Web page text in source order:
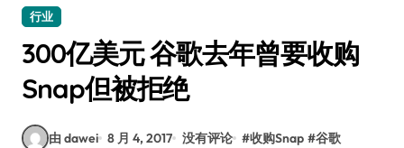
行业
300亿美元 谷歌去年曾要收购
Snap但被拒绝
由 dawei 8 月 4, 2017 没有评论 #收购Snap #谷歌